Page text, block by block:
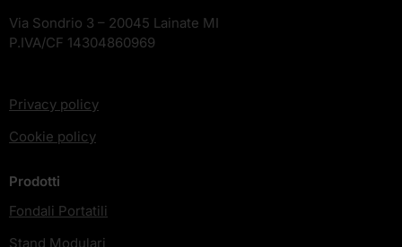
Via Sondrio 3 – 20045 Lainate MI
P.IVA/CF 14304860969
Privacy policy
Cookie policy
Prodotti
Fondali Portatili
Stand Modulari